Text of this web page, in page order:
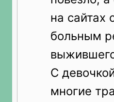
на сайтах
больным
С
многие